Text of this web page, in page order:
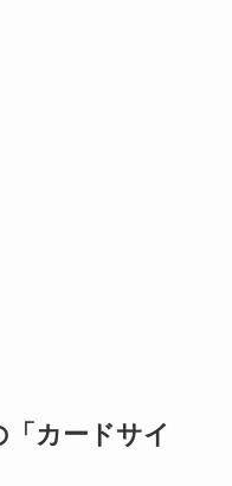
カードサイ